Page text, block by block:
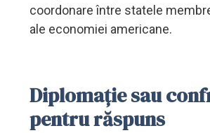
coordonare între statele
ale economiei americane.
Diplomație sau
pentru răspuns